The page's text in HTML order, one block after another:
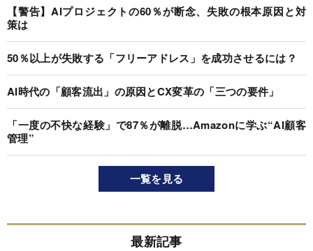
【警告】AIプロジェクトの60％が断念、失敗の根本原因と対
策は
50％以上が失敗する「フリーアドレス」を成功させるには？
AI時代の「顧客流出」の原因とCX変革の「三つの要件」
「一度の不快な経験」で87％が離脱…Amazonに学ぶ“AI顧客
管理”
一覧を見る
最新記事